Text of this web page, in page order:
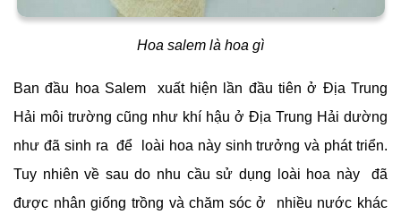
Hoa salem là hoa gì
Ban đầu hoa Salem xuất hiện lần đầu tiên ở Địa Trung
Hải môi trường cũng như khí hậu ở Địa Trung Hải dường
như đã sinh ra để loài hoa này sinh trưởng và phát triển.
Tuy nhiên về sau do nhu cầu sử dụng loài hoa này đã
được nhân giống trồng và chăm sóc ở nhiều nước khác